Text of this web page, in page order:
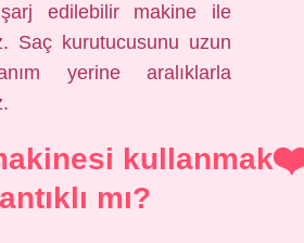
edilebilir makine ile
Saç kurutucusunu uzun
yerine aralıklarla
kullanmak
mı?